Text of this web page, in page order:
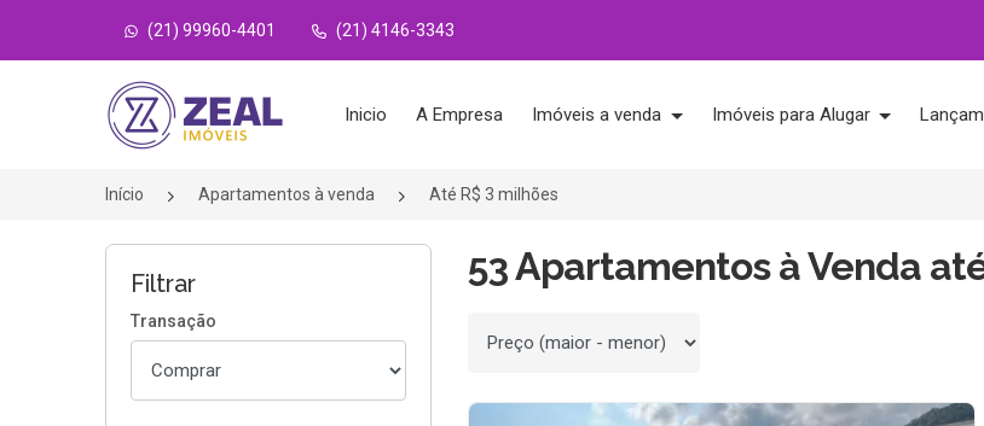
(21) 99960-4401 (21) 4146-3343
Página inicial
Inicio A Empresa Imóveis a venda Imóveis para Alugar
Início Apartamentos à venda Até R$ 3 milhões
Filtrar
Transação
53 Apartamentos à Venda
Ordenar por